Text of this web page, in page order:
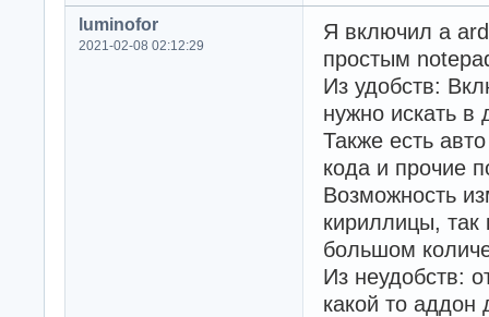
luminofor
2021-02-08 02:12:29
Я включил а
простым
Из удобств:
нужно искать в
Также есть
кода и прочие
Возможность
кириллицы, так
большом
Из неудобств:
какой то аддон